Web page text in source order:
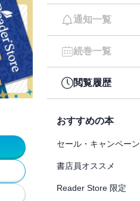
通知一覧
続巻一覧
閲覧履歴
おすすめの本
セール・キャンペーン
書店員オススメ
Reader Store 限定